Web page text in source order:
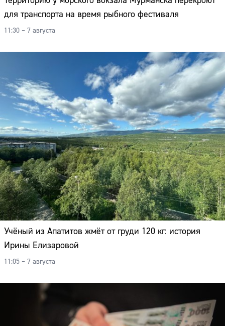
для транспорта на время рыбного фестиваля
11:30 – 7 августа
Учёный из Апатитов жмёт от груди 120 кг: история
Ирины Елизаровой
11:05 – 7 августа